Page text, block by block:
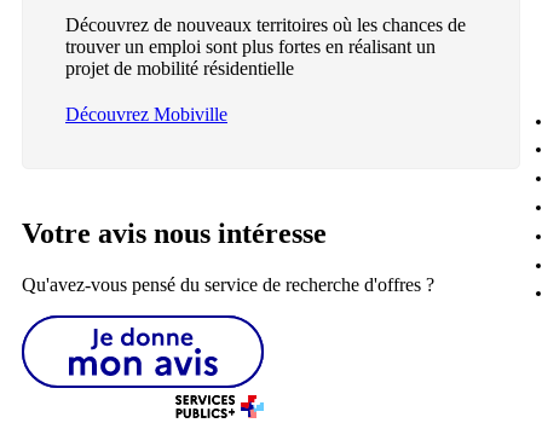
Découvrez de nouveaux territoires où les chances de
trouver un emploi sont plus fortes en réalisant un
projet de mobilité résidentielle
Découvrez Mobiville
Votre avis nous intéresse
Qu'avez-vous pensé du service de recherche d'offres ?